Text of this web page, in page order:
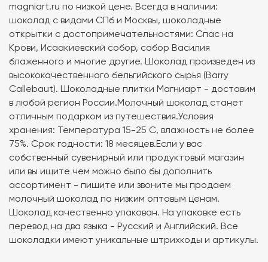
magniart.ru по низкой цене. Всегда в наличии:
шоколад с видами СПб и Москвы, шоколадные
открытки с достопримечательностями: Спас на
Крови, Исаакиевский собор, собор Василия
блаженного и многие другие. Шоколад произведен из
высококачественного бельгийского сырья (Barry
Callebaut). Шоколадные плитки Магниарт - доставим
в любой регион России.Молочный шоколад станет
отличным подарком из путешествия.Условия
хранения: Температура 15-25 C, влажность не более
75%. Срок годности: 18 месяцев.Если у вас
собственный сувенирный или продуктовый магазин
или вы ищите чем можно было бы дополнить
ассортимент - пишите или звоните мы продаем
молочный шоколад по низким оптовым ценам.
Шоколад качественно упакован. На упаковке есть
перевод на два языка - Русский и Английский. Все
шоколадки имеют уникальные штрихкоды и артикулы.